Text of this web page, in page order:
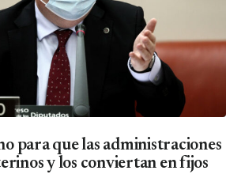
para que las administraciones
y los conviertan en fijos